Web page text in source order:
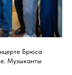
Брюса
Музыканты